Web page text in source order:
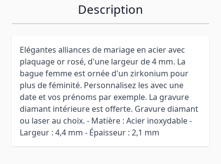
Description
Elégantes alliances de mariage en acier avec
plaquage or rosé, d'une largeur de 4 mm. La
bague femme est ornée d'un zirkonium pour
plus de féminité. Personnalisez les avec une
date et vos prénoms par exemple. La gravure
diamant intérieure est offerte. Gravure diamant
ou laser au choix. - Matière : Acier inoxydable -
Largeur : 4,4 mm - Épaisseur : 2,1 mm